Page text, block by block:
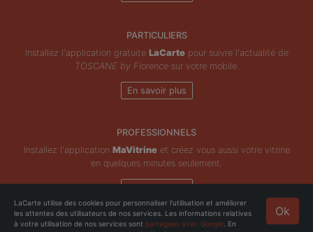
PARTICULIERS
Installez l'application gratuite LaCartepour suivre l'actualité de
TOSCANE by Florencesur votre mobile.
En savoir plus
PROFESSIONNELS
Installez l'application MaVitrineet créez vous aussi votre vitrine
en quelques minutes seulement.
En savoir plus
Copyright © ZeMAP 2026 - Tous droits réservés. Ok
LaCarte utilise des cookies pour personnaliser l'utilisation et améliorer
les attentes des utilisateurs de nos services. Les informations relatives
à votre utilisation de nos services sont partagées avec Google . En